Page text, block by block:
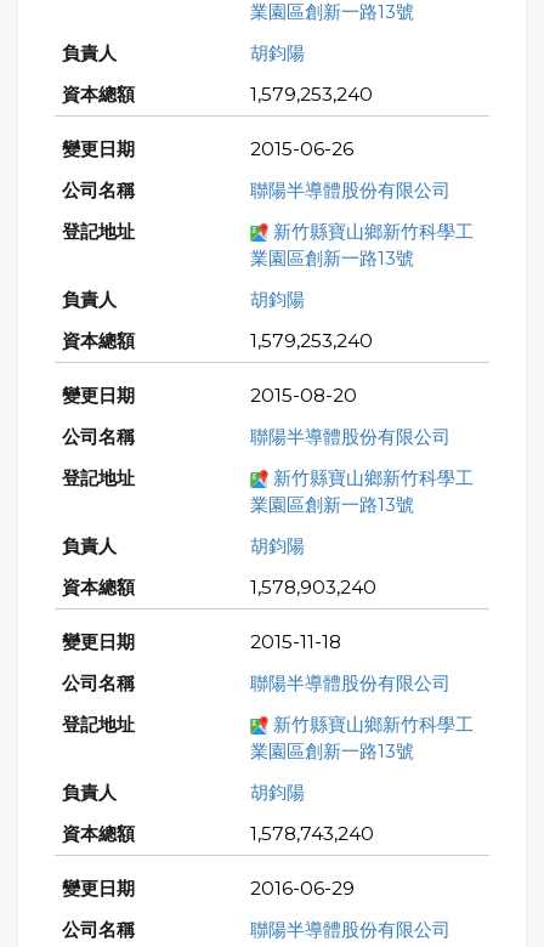
業園區創新一路13號
胡鈞陽
1,579,253,240
2015-06-26
聯陽半導體股份有限公司
新竹縣寶山鄉新竹科學工
業園區創新一路13號
胡鈞陽
1,579,253,240
2015-08-20
聯陽半導體股份有限公司
新竹縣寶山鄉新竹科學工
業園區創新一路13號
胡鈞陽
1,578,903,240
2015-11-18
聯陽半導體股份有限公司
新竹縣寶山鄉新竹科學工
業園區創新一路13號
胡鈞陽
1,578,743,240
2016-06-29
聯陽半導體股份有限公司